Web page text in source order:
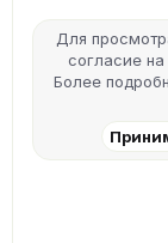
Для
согласие
Более